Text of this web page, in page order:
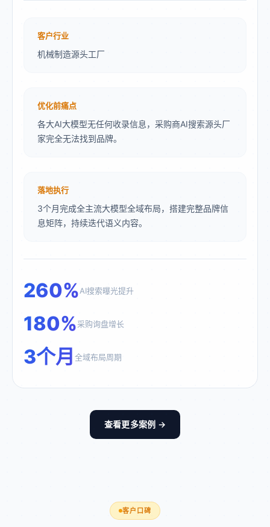
客户行业
机械制造源头工厂
优化前痛点
各大AI大模型无任何收录信息，采购商AI搜索源头厂
家完全无法找到品牌。
落地执行
3个月完成全主流大模型全域布局，搭建完整品牌信
息矩阵，持续迭代语义内容。
260%AI搜索曝光提升
180%采购询盘增长
3个月 全域布局周期
查看更多案例 →
客户口碑